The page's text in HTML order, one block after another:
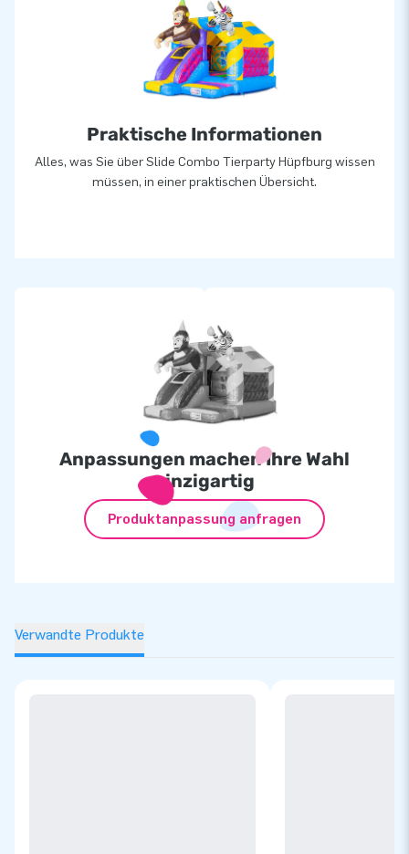
Praktische Informationen
Alles, was Sie über Slide Combo Tierparty Hüpfburg wissen
müssen, in einer praktischen Übersicht.
Anpassungen machen Ihre Wahl
einzigartig
Produktanpassung anfragen
Verwandte Produkte